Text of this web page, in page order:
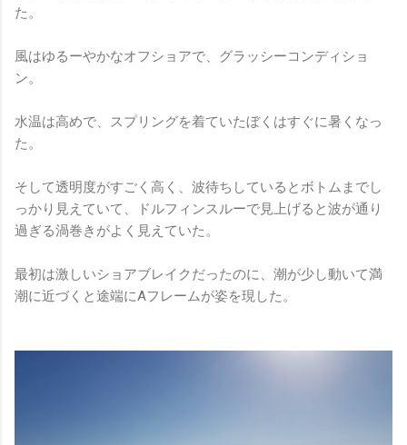
た。
風はゆるーやかなオフショアで、グラッシーコンディショ
ン。
水温は高めで、スプリングを着ていたぼくはすぐに暑くなっ
た。
そして透明度がすごく高く、波待ちしているとボトムまでし
っかり見えていて、ドルフィンスルーで見上げると波が通り
過ぎる渦巻きがよく見えていた。
最初は激しいショアブレイクだったのに、潮が少し動いて満
潮に近づくと途端にAフレームが姿を現した。